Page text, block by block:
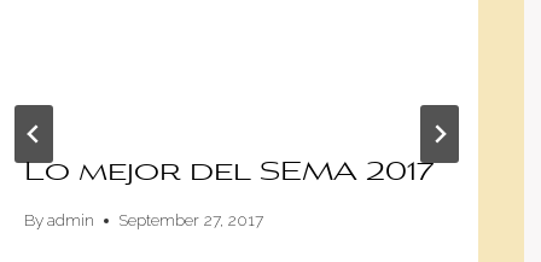
Lo mejor del SEMA 2017
Byadmin September 27, 2017